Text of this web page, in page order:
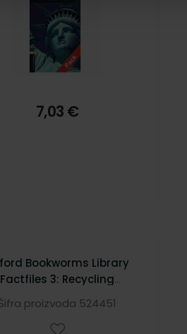
7,03 €
Bookworms Library
Factfiles 3: Recycling
proizvoda 524451